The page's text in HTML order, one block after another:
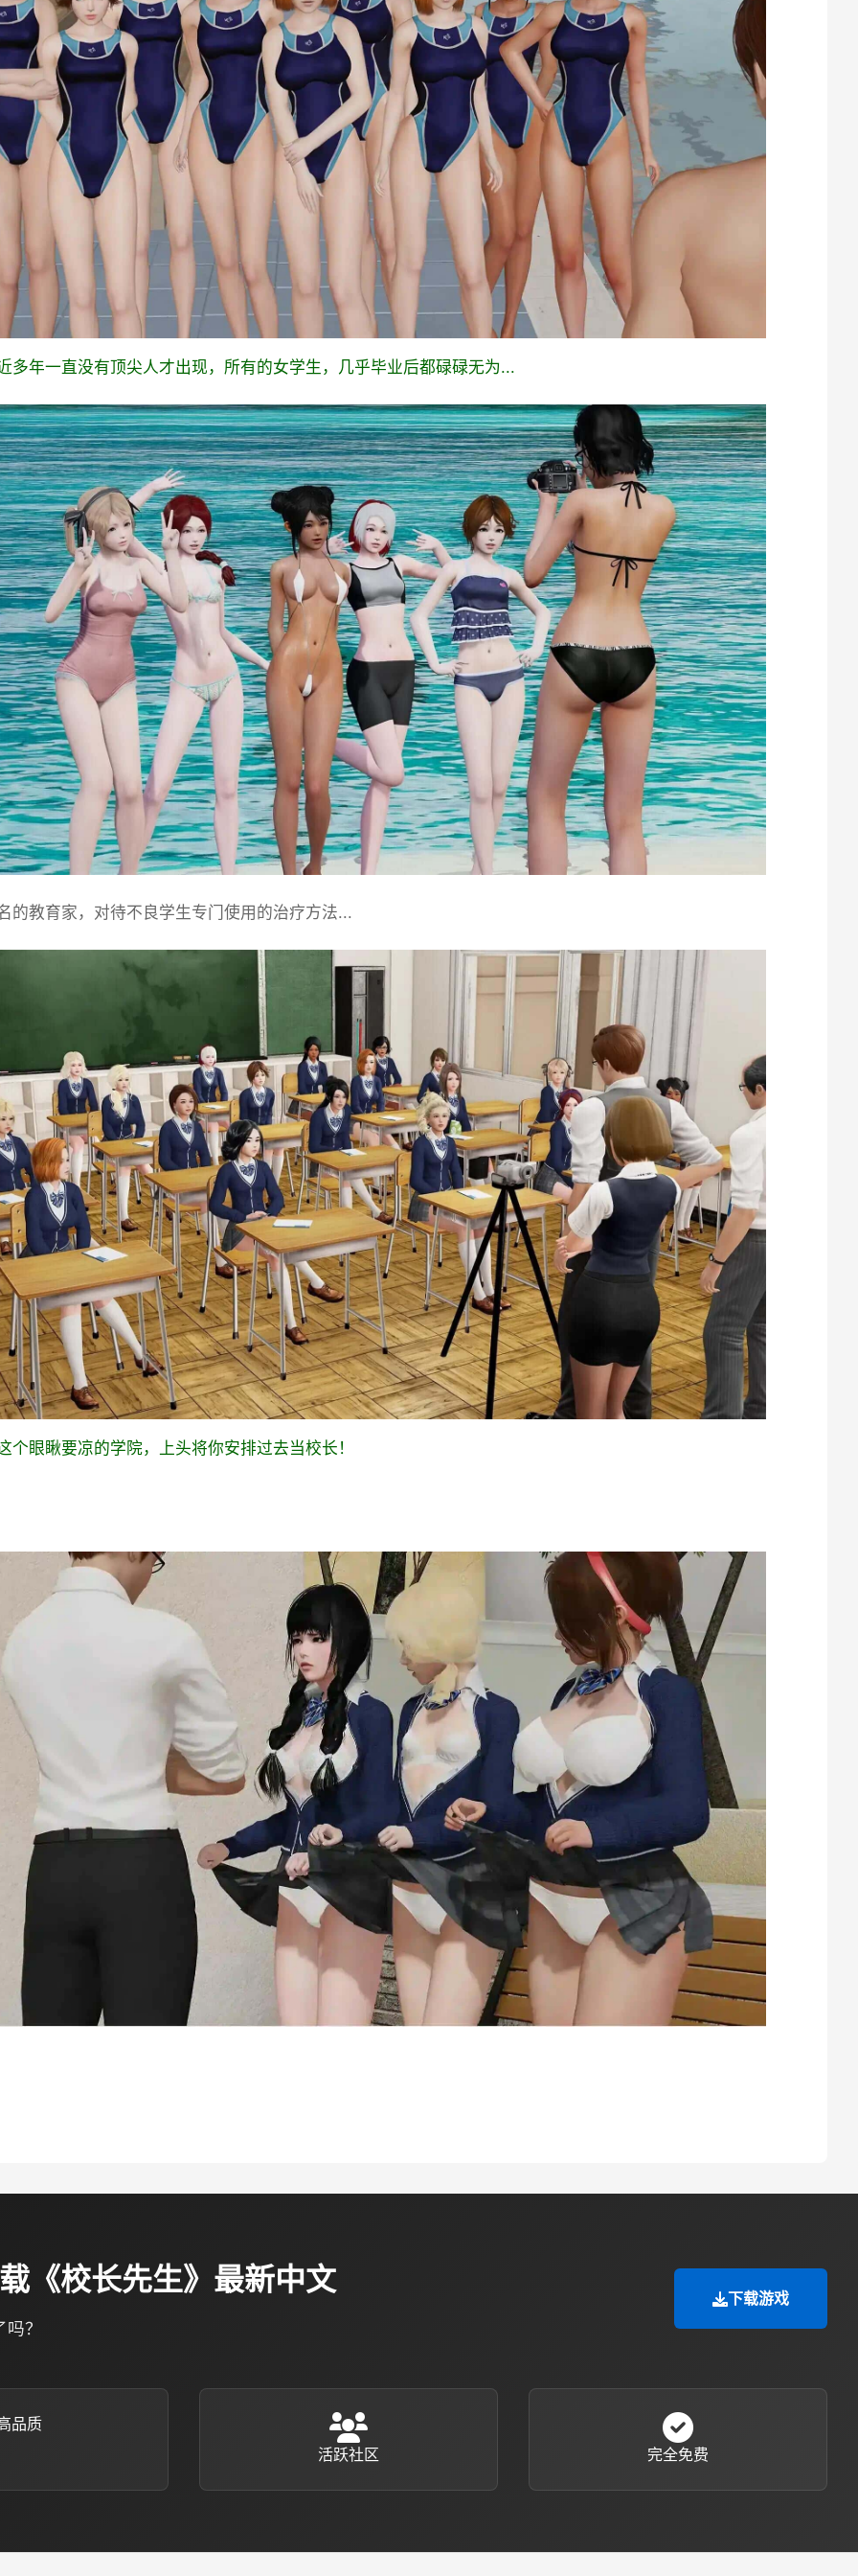
多年一直没有顶尖人才出现，所有的女学生，几乎毕业后都碌碌无为...
的教育家，对待不良学生专门使用的治疗方法...
个眼瞅要凉的学院，上头将你安排过去当校长！
《校长先生》最新中文
？
下载游戏
品质
活跃社区
完全免费